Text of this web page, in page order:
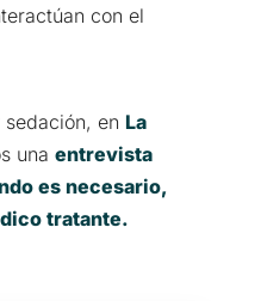
con el
en La
una entrevista
es necesario,
tratante.